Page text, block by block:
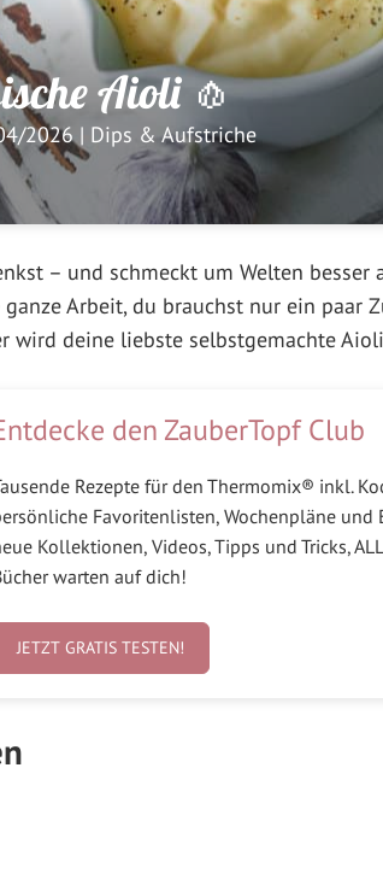
Aioli 🧄
2026| Dips & Aufstriche
– und schmeckt um Welten besser
Arbeit, du brauchst nur ein paar
wird deine liebste selbstgemachte
den ZauberTopf Club
Rezepte für den Thermomix® inkl.
Favoritenlisten, Wochenpläne und
Kollektionen, Videos, Tipps und Tricks,
warten auf dich!
JETZT GRATIS TESTEN!